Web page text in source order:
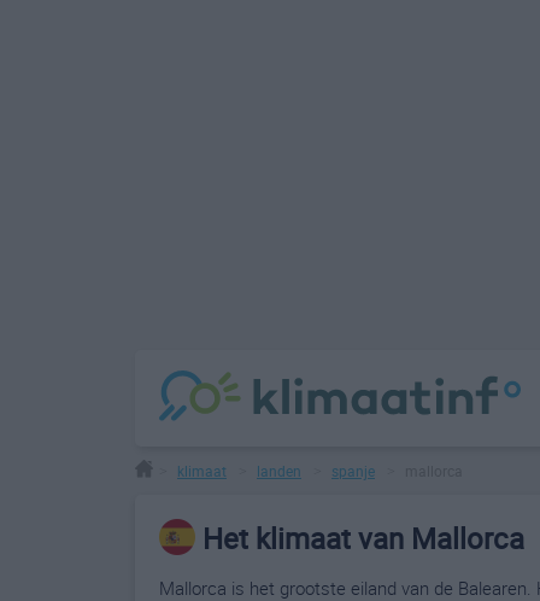
klimaat landen spanje
Het klimaat van Mallorca
Mallorca is het grootste eiland van de